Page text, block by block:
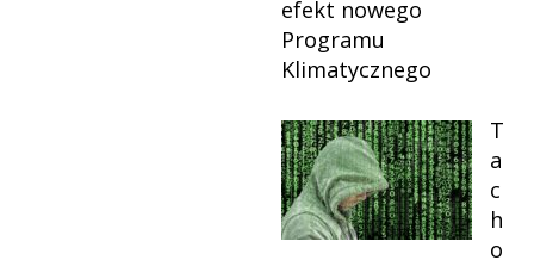
efekt nowego
Programu
Klimatycznego
T
a
c
h
o